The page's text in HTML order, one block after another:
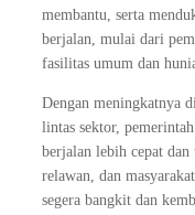
membantu, serta
berjalan, mulai dari
fasilitas umum dan
Dengan meningkatnya
lintas sektor,
berjalan lebih cepat
relawan, dan
segera bangkit dan